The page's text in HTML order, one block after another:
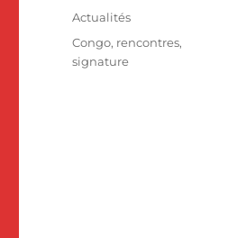
Catégories
Actualités
Étiquettes
Congo, rencontres,
signature